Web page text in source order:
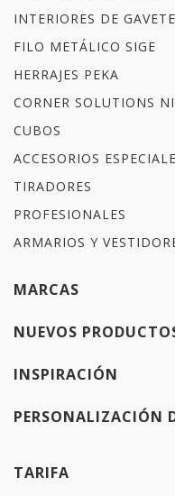
INTERIORES DE
FILO METÁLICO SIGE
HERRAJES PEKA
CORNER SOLUTIONS
CUBOS
ACCESORIOS
TIRADORES
PROFESIONALES
ARMARIOS Y
MARCAS
NUEVOS
INSPIRACIÓN
PERSONALIZACIÓN
TARIFA